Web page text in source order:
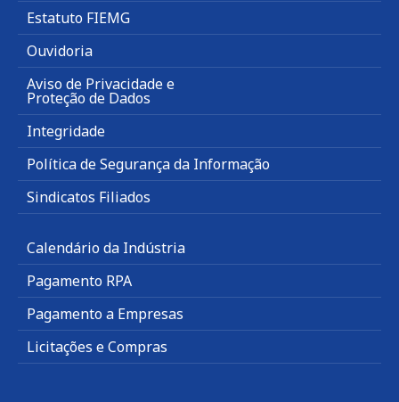
Estatuto FIEMG
Ouvidoria
Aviso de Privacidade e
Proteção de Dados
Integridade
Política de Segurança da Informação
Sindicatos Filiados
Calendário da Indústria
Pagamento RPA
Pagamento a Empresas
Licitações e Compras